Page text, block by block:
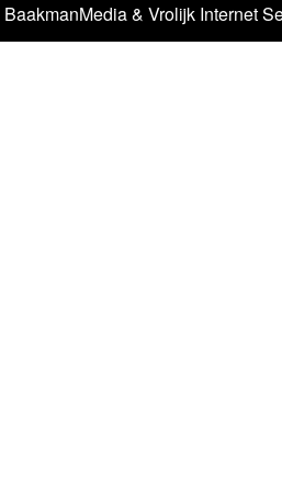
BaakmanMedia& Vrolijk Internet